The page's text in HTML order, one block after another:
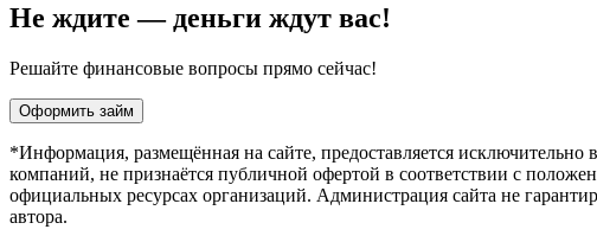
Не ждите — деньги ждут вас!
Решайте финансовые вопросы прямо сейчас!
Оформить займ
*Информация, размещённая на сайте, предоставляется
компаний, не признаётся публичной офертой в соответствии с
официальных ресурсах организаций. Администрация сайта не
автора.